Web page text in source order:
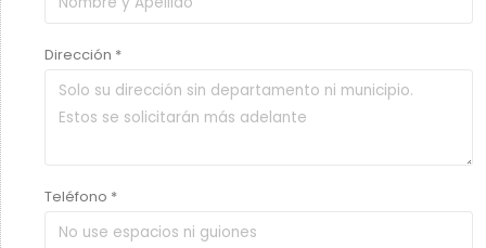
Dirección *
Teléfono *